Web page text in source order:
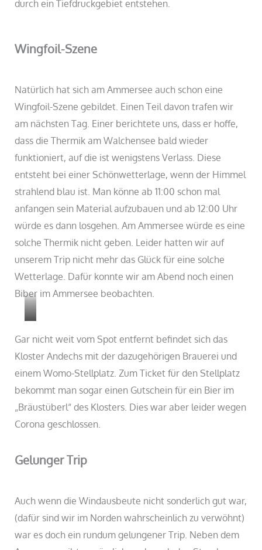
durch ein Tiefdruckgebiet entstehen.
Wingfoil-Szene
Natürlich hat sich am Ammersee auch schon eine
Wingfoil-Szene gebildet. Einen Teil davon trafen wir
am nächsten Tag. Einer berichtete uns, dass er hoffe,
dass die Thermik am Walchensee bald wieder
funktioniert, auf die ist wenigstens Verlass. Diese
entsteht bei einer Schönwetterlage, wenn der Himmel
strahlend blau ist. Man könne ab 11:00 schon mal
anfangen sein Material aufzubauen und ab 12:00 Uhr
würde es dann losgehen. Am Ammersee würde es eine
solche Thermik nicht geben. Leider hatten wir auf
unserem Trip nicht mehr das Glück für eine solche
Wetterlage. Dafür konnte wir am Abend noch einen
Biber im Ammersee beobachten.
Biber
Gar nicht weit vom Spot entfernt befindet sich das
Kloster Andechs mit der dazugehörigen Brauerei und
einem Womo-Stellplatz. Zum Ticket für den Stellplatz
bekommt man sogar einen Gutschein für ein Bier im
„Bräustüberl“ des Klosters. Dies war aber leider wegen
Corona geschlossen.
Gelunger Trip
Auch wenn die Windausbeute nicht sonderlich gut war,
(dafür sind wir im Norden wahrscheinlich zu verwöhnt)
war es doch ein rundum gelungener Trip. Neben dem